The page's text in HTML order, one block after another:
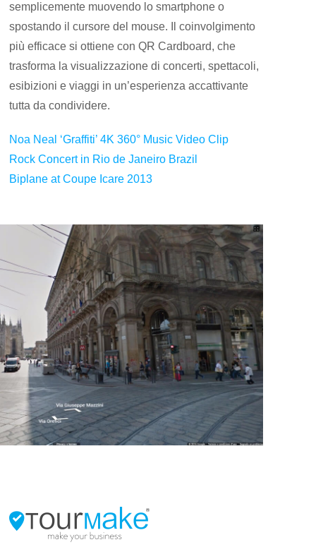
semplicemente muovendo lo smartphone o
spostando il cursore del mouse. Il coinvolgimento
più efficace si ottiene con QR Cardboard, che
trasforma la visualizzazione di concerti, spettacoli,
esibizioni e viaggi in un’esperienza accattivante
tutta da condividere.
Noa Neal ‘Graffiti’ 4K 360° Music Video Clip
Rock Concert in Rio de Janeiro Brazil
Biplane at Coupe Icare 2013